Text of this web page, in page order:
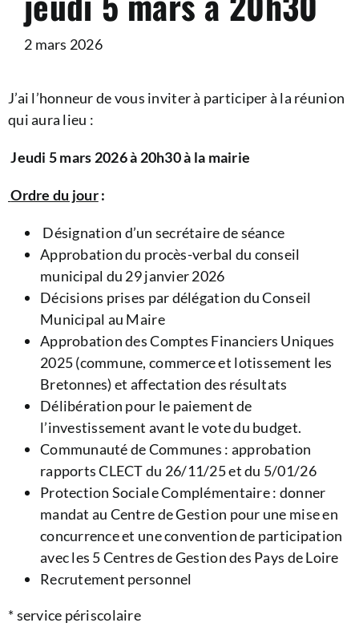
2 mars 2026
J’ai l’honneur de vous inviter à participer à la réunion
qui aura lieu :
Jeudi 5 mars 2026à 20h30à la mairie
Ordre du jour:
Désignation d’un secrétaire de séance
Approbation du procès-verbal du conseil
municipal du 29 janvier 2026
Décisions prises par délégation du Conseil
Municipal au Maire
Approbation des Comptes Financiers Uniques
2025 (commune, commerce et lotissement les
Bretonnes) et affectation des résultats
Délibération pour le paiement de
l’investissement avant le vote du budget.
Communauté de Communes : approbation
rapports CLECT du 26/11/25 et du 5/01/26
Protection Sociale Complémentaire : donner
mandat au Centre de Gestion pour une mise en
concurrence et une convention de participation
avec les 5 Centres de Gestion des Pays de Loire
Recrutement personnel
* service périscolaire